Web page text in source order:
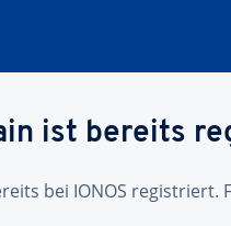
ist bereits
bei IONOS registriert.